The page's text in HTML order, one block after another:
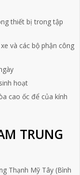
thiết bị trong tập
và các bộ phận công
hoạt
cao ốc để của kính
TRUNG
Thạnh Mỹ Tây (Bình